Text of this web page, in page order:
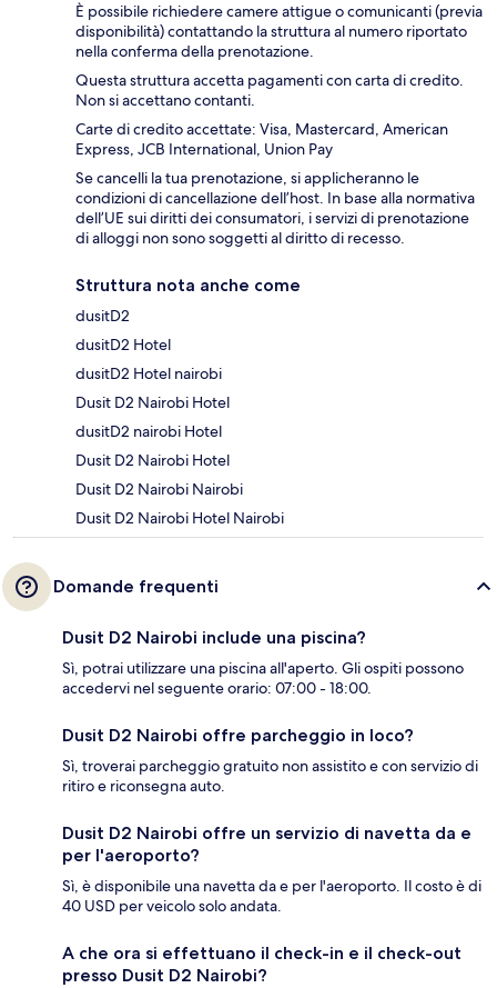
È possibile richiedere camere attigue o comunicanti (previa
disponibilità) contattando la struttura al numero riportato
nella conferma della prenotazione.
Questa struttura accetta pagamenti con carta di credito.
Non si accettano contanti.
Carte di credito accettate: Visa, Mastercard, American
Express, JCB International, Union Pay
Se cancelli la tua prenotazione, si applicheranno le
condizioni di cancellazione dell’host. In base alla normativa
dell’UE sui diritti dei consumatori, i servizi di prenotazione
di alloggi non sono soggetti al diritto di recesso.
Struttura nota anche come
dusitD2
dusitD2 Hotel
dusitD2 Hotel nairobi
Dusit D2 Nairobi Hotel
dusitD2 nairobi Hotel
Dusit D2 Nairobi Hotel
Dusit D2 Nairobi Nairobi
Dusit D2 Nairobi Hotel Nairobi
Domande frequenti
Dusit D2 Nairobi include una piscina?
Sì, potrai utilizzare una piscina all'aperto. Gli ospiti possono
accedervi nel seguente orario: 07:00 - 18:00.
Dusit D2 Nairobi offre parcheggio in loco?
Sì, troverai parcheggio gratuito non assistito e con servizio di
ritiro e riconsegna auto.
Dusit D2 Nairobi offre un servizio di navetta da e
per l'aeroporto?
Sì, è disponibile una navetta da e per l'aeroporto. Il costo è di
40 USD per veicolo solo andata.
A che ora si effettuano il check-in e il check-out
presso Dusit D2 Nairobi?